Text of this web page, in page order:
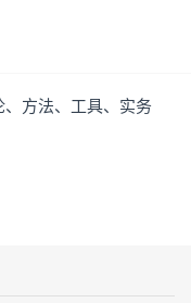
方法、工具、实务